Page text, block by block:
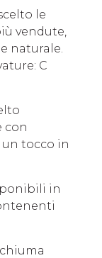
le
vendute,
naturale.
C
con
un tocco in
in